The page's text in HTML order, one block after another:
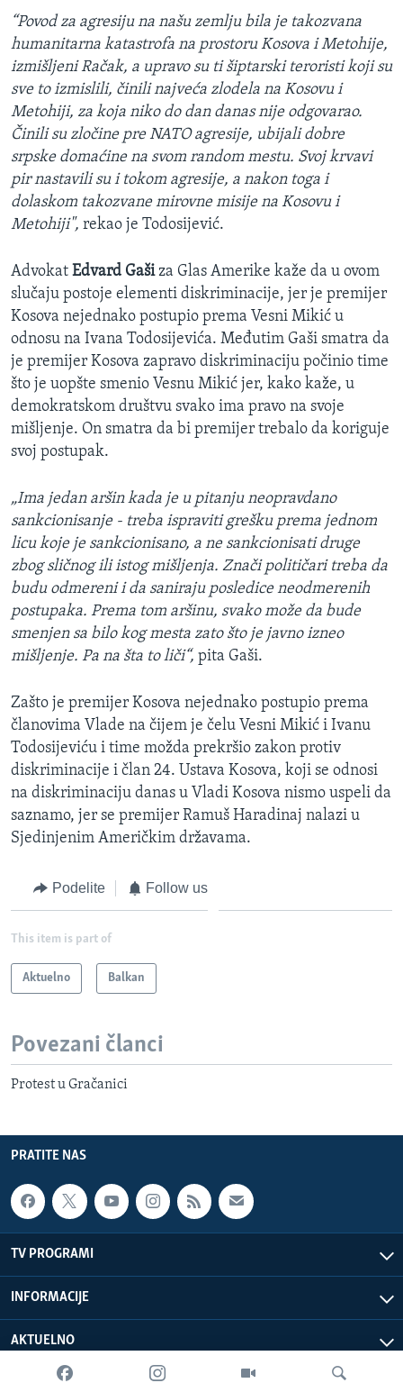
“Povod za agresiju na našu zemlju bila je takozvana
humanitarna katastrofa na prostoru Kosova i Metohije,
izmišljeni Račak, a upravo su ti šiptarski teroristi koji su
sve to izmislili, činili najveća zlodela na Kosovu i
Metohiji, za koja niko do dan danas nije odgovarao.
Činili su zločine pre NATO agresije, ubijali dobre
srpske domaćine na svom random mestu. Svoj krvavi
pir nastavili su i tokom agresije, a nakon toga i
dolaskom takozvane mirovne misije na Kosovu i
Metohiji", rekao je Todosijević.
Advokat Edvard Gašiza Glas Amerike kaže da u ovom
slučaju postoje elementi diskriminacije, jer je premijer
Kosova nejednako postupio prema Vesni Mikić u
odnosu na Ivana Todosijevića. Međutim Gaši smatra da
je premijer Kosova zapravo diskriminaciju počinio time
što je uopšte smenio Vesnu Mikić jer, kako kaže, u
demokratskom društvu svako ima pravo na svoje
mišljenje. On smatra da bi premijer trebalo da koriguje
svoj postupak.
„Ima jedan aršin kada je u pitanju neopravdano
sankcionisanje - treba ispraviti grešku prema jednom
licu koje je sankcionisano, a ne sankcionisati druge
zbog sličnog ili istog mišljenja. Znači političari treba da
budu odmereni i da saniraju posledice neodmerenih
postupaka. Prema tom aršinu, svako može da bude
smenjen sa bilo kog mesta zato što je javno izneo
mišljenje. Pa na šta to liči“, pita Gaši.
Zašto je premijer Kosova nejednako postupio prema
članovima Vlade na čijem je čelu Vesni Mikić i Ivanu
Todosijeviću i time možda prekršio zakon protiv
diskriminacije i član 24. Ustava Kosova, koji se odnosi
na diskriminaciju danas u Vladi Kosova nismo uspeli da
saznamo, jer se premijer Ramuš Haradinaj nalazi u
Sjedinjenim Američkim državama.
Podelite Follow us
This item is part of
Aktuelno Balkan
Povezani članci
Protest u Gračanici
PRATITE NAS
TV PROGRAMI
INFORMACIJE
AKTUELNO